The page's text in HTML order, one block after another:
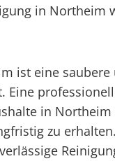
in Northeim
ist eine
Eine
in
zu